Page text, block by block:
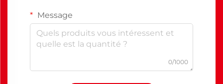
Message
0/1000